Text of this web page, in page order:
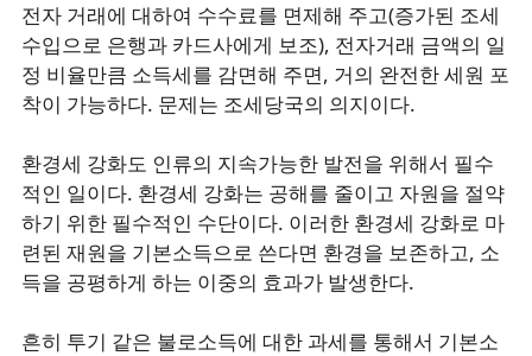
전자 거래에 대하여 수수료를 면제해 주고(증가된 조세
수입으로 은행과 카드사에게 보조), 전자거래 금액의 일
정 비율만큼 소득세를 감면해 주면, 거의 완전한 세원 포
착이 가능하다. 문제는 조세당국의 의지이다.
환경세 강화도 인류의 지속가능한 발전을 위해서 필수
적인 일이다. 환경세 강화는 공해를 줄이고 자원을 절약
하기 위한 필수적인 수단이다. 이러한 환경세 강화로 마
련된 재원을 기본소득으로 쓴다면 환경을 보존하고, 소
득을 공평하게 하는 이중의 효과가 발생한다.
흔히 투기 같은 불로소득에 대한 과세를 통해서 기본소